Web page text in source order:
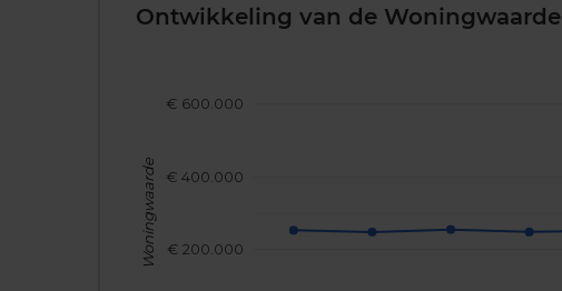
Ontwikkeling van de Woningwaarde
€ 200.000
€ 400.000
€ 600.000
Woningwaarde